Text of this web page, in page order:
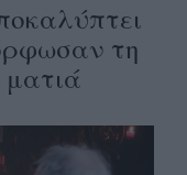
τη
ματιά